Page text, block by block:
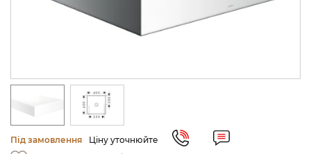
Під замовлення
Ціну уточнюйте